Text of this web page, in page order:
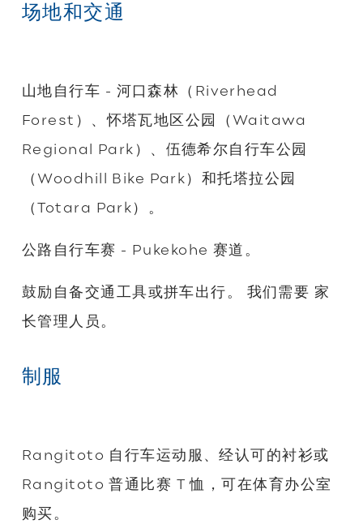
场地和交通
山地自行车 - 河口森林（Riverhead
Forest）、怀塔瓦地区公园（Waitawa
Regional Park）、伍德希尔自行车公园
（Woodhill Bike Park）和托塔拉公园
（Totara Park）。
公路自行车赛 - Pukekohe 赛道。
鼓励自备交通工具或拼车出行。 我们需要 家
长管理人员。
制服
Rangitoto 自行车运动服、经认可的衬衫或
Rangitoto 普通比赛 T 恤，可在体育办公室
购买。